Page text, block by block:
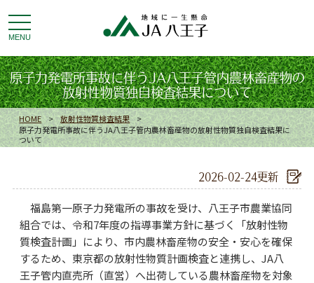
toggle
navigation
MENU
HOME > 放射性物質検査結果
>
原子力発電所事故に伴うJA八王子管内農林畜産物の放射性物質独自検査結果に
ついて
原子力発電所事故に伴うJA八王子管内農林畜産物の
放射性物質独自検査結果について
2026-02-24更新
福島第一原子力発電所の事故を受け、八王子市農業協同
組合では、令和7年度の指導事業方針に基づく「放射性物
質検査計画」により、市内農林畜産物の安全・安心を確保
するため、東京都の放射性物質計画検査と連携し、JA八
王子管内直売所（直営）へ出荷している農林畜産物を対象